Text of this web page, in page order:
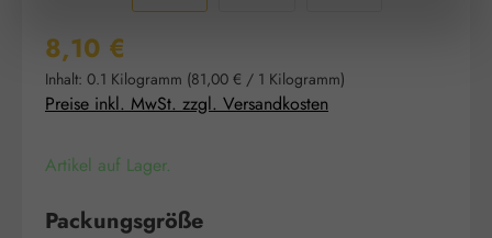
Regulärer Preis:
8,10 €
Inhalt: 0.1 Kilogramm (81,00 € / 1 Kilogramm)
Preise inkl. MwSt. zzgl. Versandkosten
Artikel auf Lager.
Packungsgrößeauswählen